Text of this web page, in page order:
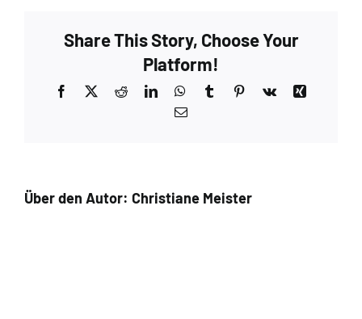
Share This Story, Choose Your
Platform!
Facebook Reddit LinkedInWhatsApp
TumblrPinterest
Vk
E-
Über den Autor: Christiane Meister